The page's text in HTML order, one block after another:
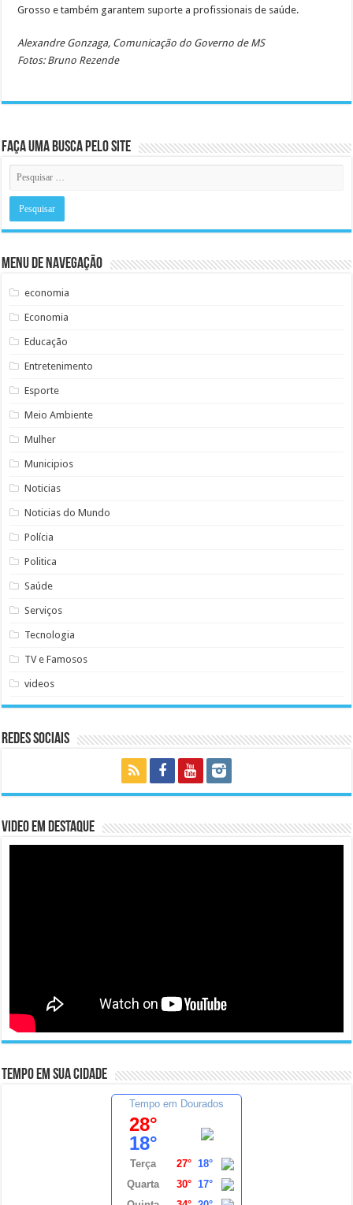
Grosso e também garantem suporte a profissionais de saúde.
Alexandre Gonzaga, Comunicação do Governo de MS
Fotos: Bruno Rezende
Faça uma busca pelo Site
Menu de Navegação
economia
Economia
Educação
Entretenimento
Esporte
Meio Ambiente
Mulher
Municipios
Noticias
Noticias do Mundo
Polícia
Politica
Saúde
Serviços
Tecnologia
TV e Famosos
videos
Redes Sociais
Video em Destaque
Tempo em sua cidade
Tempo em Dourados
28°
18°
Terça 27°
18°
Quarta
30°
17°